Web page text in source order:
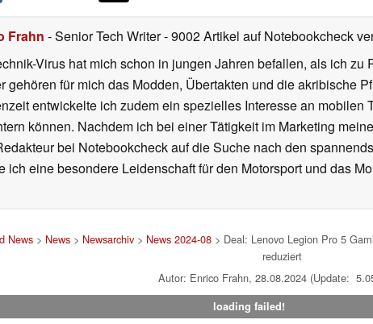
Frahn - Senior Tech Writer- 9002 Artikel auf Notebookcheck
Virus hat mich schon in jungen Jahren befallen, als ich
gehören für mich das Modden, Übertakten und die akribische
entwickelte ich zudem ein spezielles Interesse an
können. Nachdem ich bei einer Tätigkeit im Marketing
bei Notebookcheck auf die Suche nach den
ich eine besondere Leidenschaft für den Motorsport und das
News> News> Newsarchiv> News 2024-08> Deal: Lenovo Legion Pro 5
reduziert
Autor: Enrico Frahn, 28.08.2024 (Update:
loading failed!